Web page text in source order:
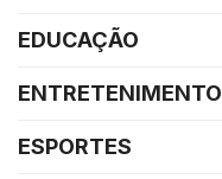
EDUCAÇÃO
ENTRETENIMENTO
ESPORTES